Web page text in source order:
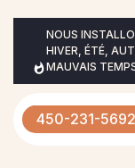
NOUS
HIVER, ÉTÉ,
MAUVAIS
450-231-5692